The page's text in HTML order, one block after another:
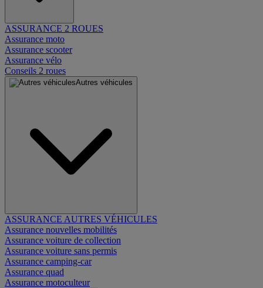
ASSURANCE 2 ROUES
Assurance moto
Assurance scooter
Assurance vélo
Conseils 2 roues
Autres véhicules
ASSURANCE AUTRES VÉHICULES
Assurance nouvelles mobilités
Assurance voiture de collection
Assurance voiture sans permis
Assurance camping-car
Assurance quad
Assurance motoculteur